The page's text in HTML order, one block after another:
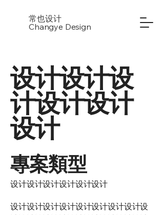
常也设计
Changye Design
设计设计设
计设计设计
设计
專案類型
设计设计设计设计设计设计
设计设计设计设计设计设计设计设计设